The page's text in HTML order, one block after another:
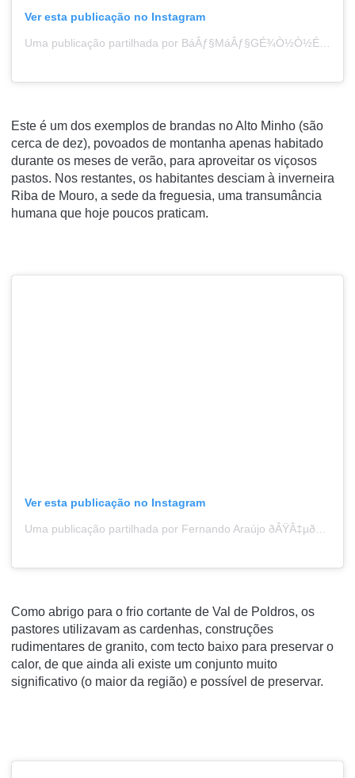
Ver esta publicação no Instagram
Uma publicação partilhada por BáÂƒ§MáÂƒ§GÉ¾Ò½Ò½É³LÒ½É³ÊÂ‚ (@bymygreenlens)
Este é um dos exemplos de brandas no Alto Minho (são
cerca de dez), povoados de montanha apenas habitado
durante os meses de verão, para aproveitar os viçosos
pastos. Nos restantes, os habitantes desciam à inverneira
Riba de Mouro, a sede da freguesia, uma transumância
humana que hoje poucos praticam.
Ver esta publicação no Instagram
Como abrigo para o frio cortante de Val de Poldros, os
pastores utilizavam as cardenhas, construções
rudimentares de granito, com tecto baixo para preservar o
calor, de que ainda ali existe um conjunto muito
significativo (o maior da região) e possível de preservar.